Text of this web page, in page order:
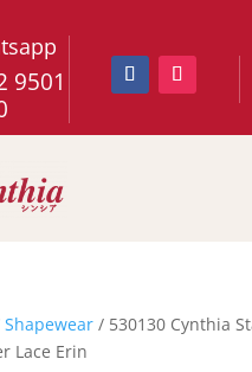
9501
Shapewear/ 530130 Cynthia
Lace Erin